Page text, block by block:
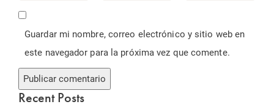
Guardar mi nombre, correo electrónico y sitio web en
este navegador para la próxima vez que comente.
Recent Posts